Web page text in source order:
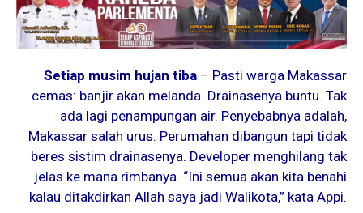
Setiap musim hujan tiba – Pasti warga Makassar
cemas: banjir akan melanda. Drainasenya buntu. Tak
ada lagi penampungan air. Penyebabnya adalah,
Makassar salah urus. Perumahan dibangun tapi tidak
beres sistim drainasenya. Developer menghilang tak
jelas ke mana rimbanya. “Ini semua akan kita benahi
kalau ditakdirkan Allah saya jadi Walikota,” kata Appi.